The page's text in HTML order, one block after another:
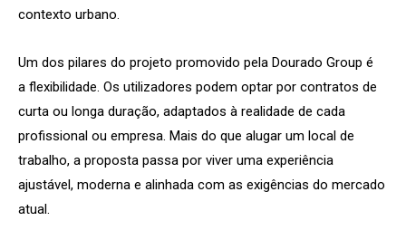
contexto urbano.
Um dos pilares do projeto promovido pela Dourado Group é
a flexibilidade. Os utilizadores podem optar por contratos de
curta ou longa duração, adaptados à realidade de cada
profissional ou empresa. Mais do que alugar um local de
trabalho, a proposta passa por viver uma experiência
ajustável, moderna e alinhada com as exigências do mercado
atual.